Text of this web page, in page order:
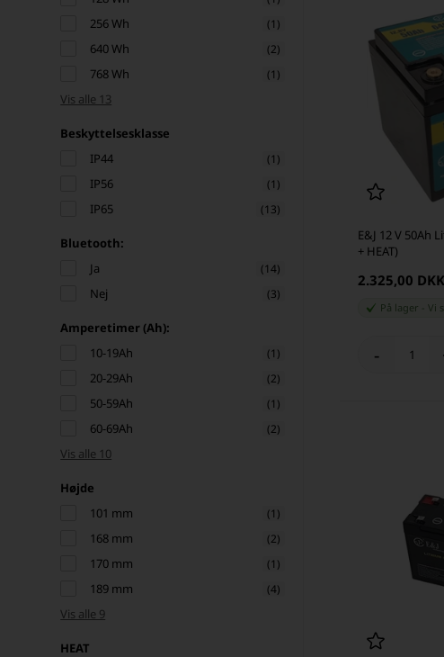
256 Wh (1)
640 Wh (2)
768 Wh (1)
Vis alle 13
Beskyttelsesklasse
IP44
(1)
IP56 (1)
IP65 (13)
Bluetooth:
Ja
(14)
Nej (3)
Amperetimer (Ah):
10-19Ah
(1)
20-29Ah (2)
50-59Ah (1)
60-69Ah (2)
Vis alle 10
Højde
101 mm
(1)
168 mm (2)
170 mm (1)
189 mm (4)
Vis alle 9
HEAT
E&J 12 V 50Ah
+ HEAT)
2.325,00 DKK
På lager -Vi
-